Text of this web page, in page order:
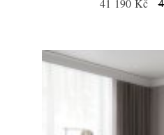
41 190 Kč